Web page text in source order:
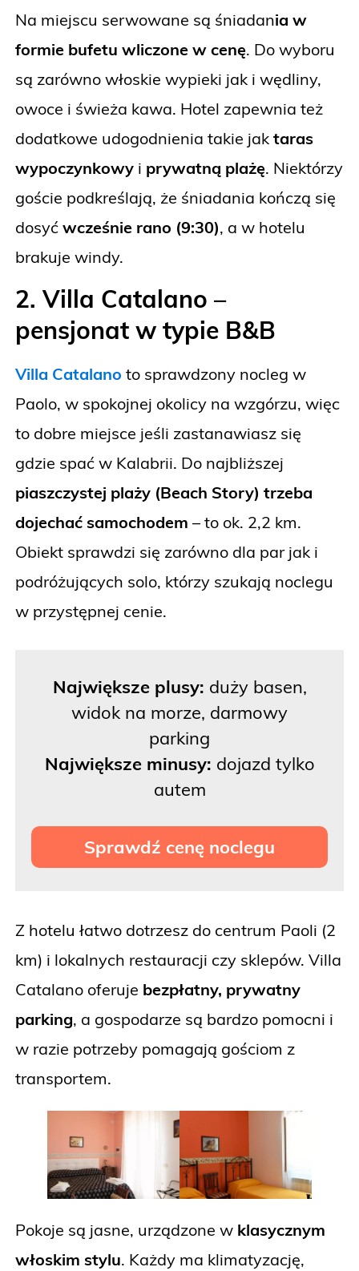
Na miejscu serwowane są śniadania w
formie bufetu wliczone w cenę. Do wyboru
są zarówno włoskie wypieki jak i wędliny,
owoce i świeża kawa. Hotel zapewnia też
dodatkowe udogodnienia takie jak taras
wypoczynkowy i prywatną plażę. Niektórzy
goście podkreślają, że śniadania kończą się
dosyć wcześnie rano (9:30), a w hotelu
brakuje windy.
2. Villa Catalano –
pensjonat w typie B&B
Villa Catalano to sprawdzony nocleg w
Paolo, w spokojnej okolicy na wzgórzu, więc
to dobre miejsce jeśli zastanawiasz się
gdzie spać w Kalabrii. Do najbliższej
piaszczystej plaży (Beach Story) trzeba
dojechać samochodem – to ok. 2,2 km.
Obiekt sprawdzi się zarówno dla par jak i
podróżujących solo, którzy szukają noclegu
w przystępnej cenie.
Największe plusy: duży basen,
widok na morze, darmowy
parking
Największe minusy: dojazd tylko
autem
Sprawdź cenę noclegu
Z hotelu łatwo dotrzesz do centrum Paoli (2
km) i lokalnych restauracji czy sklepów. Villa
Catalano oferuje bezpłatny, prywatny
parking, a gospodarze są bardzo pomocni i
w razie potrzeby pomagają gościom z
transportem.
Pokoje są jasne, urządzone w klasycznym
włoskim stylu. Każdy ma klimatyzację,